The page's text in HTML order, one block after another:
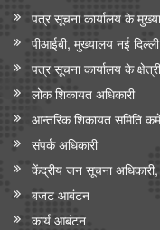
पत्र सूचना कार्यालय के
पीआईबी, मुख्यालय नई
पत्र सूचना कार्यालय के
लोक शिकायत अधिकारी
आन्‍तरिक शिकायत समिति
संपर्क अधिकारी
केंद्रीय जन सूचना अधिकारी,
बजट आबंटन
कार्य आबंटन